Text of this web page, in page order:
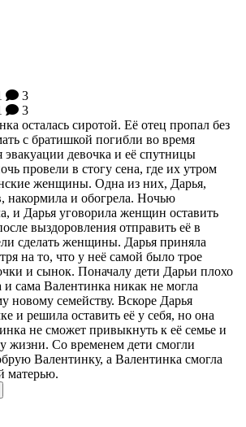
3
3
осталась сиротой. Её отец пропал без
с братишкой погибли во время
девочка и её спутницы
провели в стогу сена, где их утром
женщины. Одна из них, Дарья,
накормила и обогрела. Ночью
и Дарья уговорила женщин оставить
выздоровления отправить её в
сделать женщины. Дарья приняла
на то, что у неё самой было трое
и сынок. Поначалу дети Дарьи плохо
и сама Валентинка никак не могла
новому семейству. Вскоре Дарья
и решила оставить её у себя, но она
не сможет привыкнуть к её семье и
жизни. Со временем дети смогли
Валентинку, а Валентинка смогла
матерью.